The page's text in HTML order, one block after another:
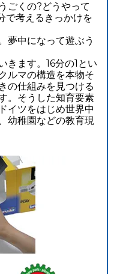
ごくの?どうやって
で考えるきっかけを
夢中になって遊ぶう
きます。16分の1とい
ルマの構造を本物そ
の仕組みを見つける
。そうした知育要素
イツをはじめ世界中
幼稚園などの教育現